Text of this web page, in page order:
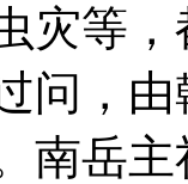
灾等
问，
南岳